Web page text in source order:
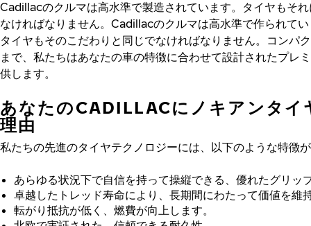
Cadillacのクルマは高水準で製造されています。タイヤもそ
なければなりません。Cadillacのクルマは高水準で作られて
タイヤもそのこだわりと同じでなければなりません。コンパ
まで、私たちはあなたの車の特徴に合わせて設計されたプレ
供します。
あなたのCADILLACにノキアンタイ
理由
私たちの先進のタイヤテクノロジーには、以下のような特徴
あらゆる状況下で自信を持って操縦できる、優れたグリッ
卓越したトレッド寿命により、長期間にわたって価値を維
転がり抵抗が低く、燃費が向上します。